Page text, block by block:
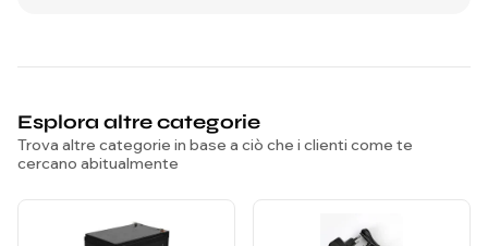
Esplora altre categorie
Trova altre categorie in base a ciò che i clienti come te
cercano abitualmente